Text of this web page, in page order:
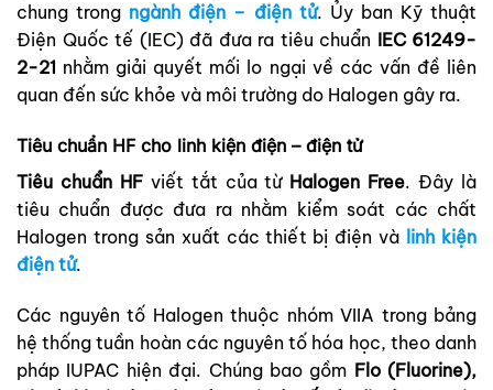
chung trong ngành điện – điện tử. Ủy ban Kỹ thuật
Điện Quốc tế (IEC) đã đưa ra tiêu chuẩn IEC 61249-
2-21 nhằm giải quyết mối lo ngại về các vấn đề liên
quan đến sức khỏe và môi trường do Halogen gây ra.
Tiêu chuẩn HF cho linh kiện điện – điện tử
Tiêu chuẩn HFviết tắt của từ Halogen Free. Đây là
tiêu chuẩn được đưa ra nhằm kiểm soát các chất
Halogen trong sản xuất các thiết bị điện và linh kiện
điện tử.
Các nguyên tố Halogen thuộc nhóm VIIA trong bảng
hệ thống tuần hoàn các nguyên tố hóa học, theo danh
pháp IUPAC hiện đại. Chúng bao gồm Flo (Fluorine),